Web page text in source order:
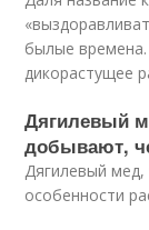
былые времена.
дикорастущее
Дягилевый
добывают,
Дягилевый
особенности